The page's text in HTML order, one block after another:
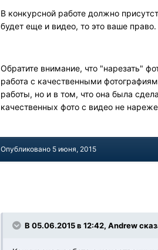
В конкурсной работе должно
будет еще и видео, то это ваше право.
Обратите внимание, что "нарезать"
работа с качественными
работы, но и в том, что она была
качественных фото с видео не
Опубликовано 5 июня, 2015
В 05.06.2015 в 12:42, Andrew